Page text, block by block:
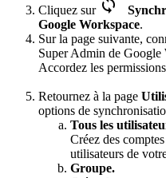
Cliquez sur
Google Workspace.
Sur la page suivante,
Super Admin de Google
Accordez les
Retournez à la page
options de
Tous les
Créez des
utilisateurs de
Groupe.